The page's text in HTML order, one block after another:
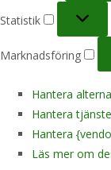
Statistik
Marknadsföring
Hantera
Hantera
Hantera
Läs mer om